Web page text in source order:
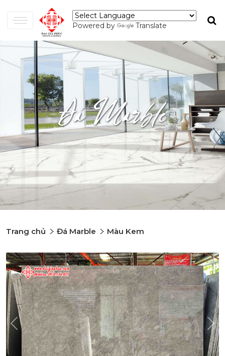
Powered by Translate
Đá Marble
Trang chủ Đá Marble Màu Kem
Previous